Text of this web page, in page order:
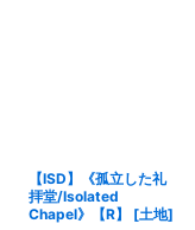
【ISD】《孤立した礼
拝堂/Isolated
Chapel》【R】
[土地]